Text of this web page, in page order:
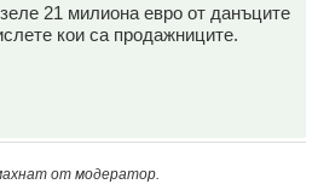
21 милиона евро от данъците
кои са продажниците.
от модератор.